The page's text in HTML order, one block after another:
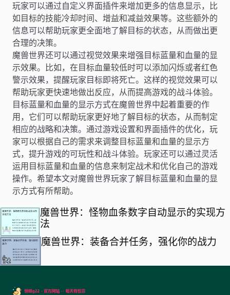
玩家可以通过自定义界面插件来增加更多的信息显示，比
如目标的技能冷却时间、增益和减益效果等。这些额外的
信息可以帮助玩家更全面地了解目标的状态，从而做出更
合理的决策。
魔兽世界还可以通过视觉效果来增强目标蓝量和血量的显
示效果。比如，在目标血量较低时可以添加闪烁或者红色
警示效果，提醒玩家目标即将死亡。这样的视觉效果可以
帮助玩家更快速地做出反应，从而提高游戏的战斗体验。
目标蓝量和血量的显示方式在魔兽世界中起着重要的作
用，它们可以帮助玩家更好地了解目标的状态，从而制定
相应的战略和决策。通过游戏设置和界面插件的优化，玩
家可以根据自己的需求来调整目标蓝量和血量的显示方
式，提升游戏的可玩性和战斗体验。玩家还可以通过灵活
运用目标蓝量和血量的信息来制定战术和优化自己的游戏
操作。希望本文对魔兽世界玩家了解目标蓝量和血量的显
示方式有所帮助。
魔兽世界：怪物血条数字自动显示的实现方
法
魔兽世界：装备合并任务，强化你的战力